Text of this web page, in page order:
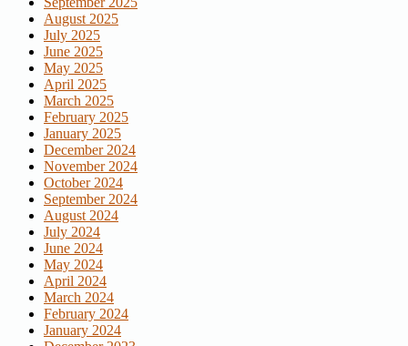
August 2025
July 2025
June 2025
May 2025
April 2025
March 2025
February 2025
January 2025
December 2024
November 2024
October 2024
September 2024
August 2024
July 2024
June 2024
May 2024
April 2024
March 2024
February 2024
January 2024